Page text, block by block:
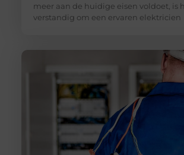
meer aan de huidige eisen voldoet, is
verstandig om een ervaren elektricien